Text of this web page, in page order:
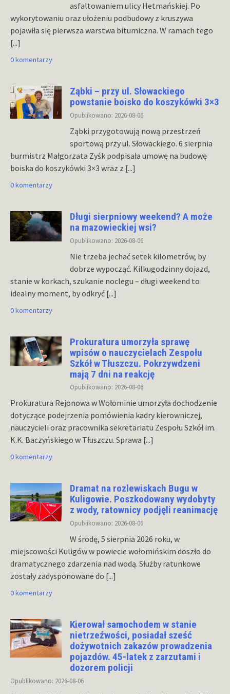
asfaltowaniem ulicy Hetmańskiej. Po
wykorytowaniu oraz ułożeniu podbudowy z kruszywa
pojawiła się pierwsza warstwa bitumiczna. W ramach tego
[...]
0 komentarzy
Ząbki – przy ul. Słowackiego
powstanie boisko do koszykówki 3×3
Opublikowano: 2026-08-06
Ząbki przygotowują nową przestrzeń
sportową przy ul. Słowackiego. 6 sierpnia
burmistrz Małgorzata Zyśk podpisała umowę na budowę
boiska do koszykówki 3×3 wraz z [...]
0 komentarzy
Długi sierpniowy weekend? A może
na mazowieckiej wsi?
Opublikowano: 2026-08-06
Nie trzeba jechać setek kilometrów, by
dobrze wypocząć. Kilkugodzinny dojazd,
stanie w korkach, szukanie noclegu – długi weekend to
idealny moment, by odkryć [...]
0 komentarzy
Prokuratura umorzyła sprawę
wpisów o nauczycielach Zespołu
Szkół w Tłuszczu. Pokrzywdzeni
mają 7 dni na reakcję
Opublikowano: 2026-08-06
Prokuratura Rejonowa w Wołominie umorzyła dochodzenie
dotyczące podejrzenia pomówienia kadry kierowniczej,
nauczycieli oraz pracownika sekretariatu Zespołu Szkół im.
K.K. Baczyńskiego w Tłuszczu. Sprawa [...]
0 komentarzy
Dramat na rozlewiskach Bugu w
Kuligowie. Poszkodowany wydobyty
z wody, ratownicy podjęli reanimację
Opublikowano: 2026-08-06
W środę, 5 sierpnia 2026 roku, w
miejscowości Kuligów w powiecie wołomińskim doszło do
dramatycznego zdarzenia nad wodą. Służby ratunkowe
zostały zadysponowane do [...]
0 komentarzy
Kierował samochodem w stanie
nietrzeźwości, posiadał sześć
dożywotnich zakazów prowadzenia
pojazdów. 45-latek z zarzutami i
dozorem policji
Opublikowano: 2026-08-06